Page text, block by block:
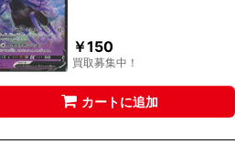
￥150
買取募集中！
カートに追加